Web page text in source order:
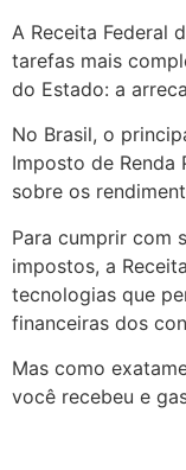
A Receita Federal
tarefas mais
do Estado: a
No Brasil, o
Imposto de Renda
sobre os
Para cumprir com
impostos, a
tecnologias que
financeiras dos
Mas como
você recebeu e